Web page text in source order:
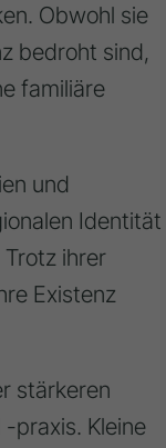
Obwohl sie
bedroht sind,
familiäre
und
Identität
ihrer
Existenz
stärkeren
praxis. Kleine